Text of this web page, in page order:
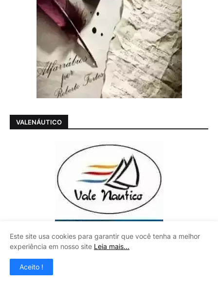
VALENÁUTICO
Este site usa cookies para garantir que você tenha a melhor
experiência em nosso site Leia mais...
Aceito !